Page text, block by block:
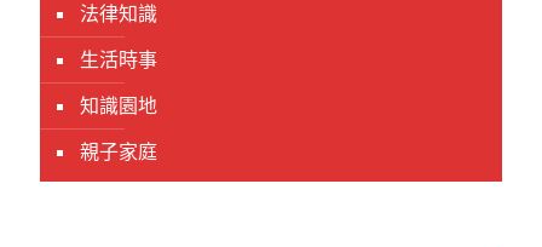
法律知識
生活時事
知識園地
親子家庭